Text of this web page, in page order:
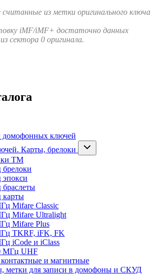
из метки оригинального ключа
iMF/iMF+ достаточно данных
сектора 0 оригинала.
домофонных ключей
Карты, брелоки
ТМ
брелоки
эпокси
браслеты
карты
Mifare Classic
Mifare Ultralight
Mifare Plus
TKRF, iFK, FK
iCode и iClass
МГц UHF
и магнитные
метки для записи в домофоны и СКУД